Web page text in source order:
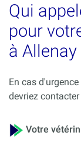
Qui
pour
à Allenay
En cas
devriez contacter
Votre